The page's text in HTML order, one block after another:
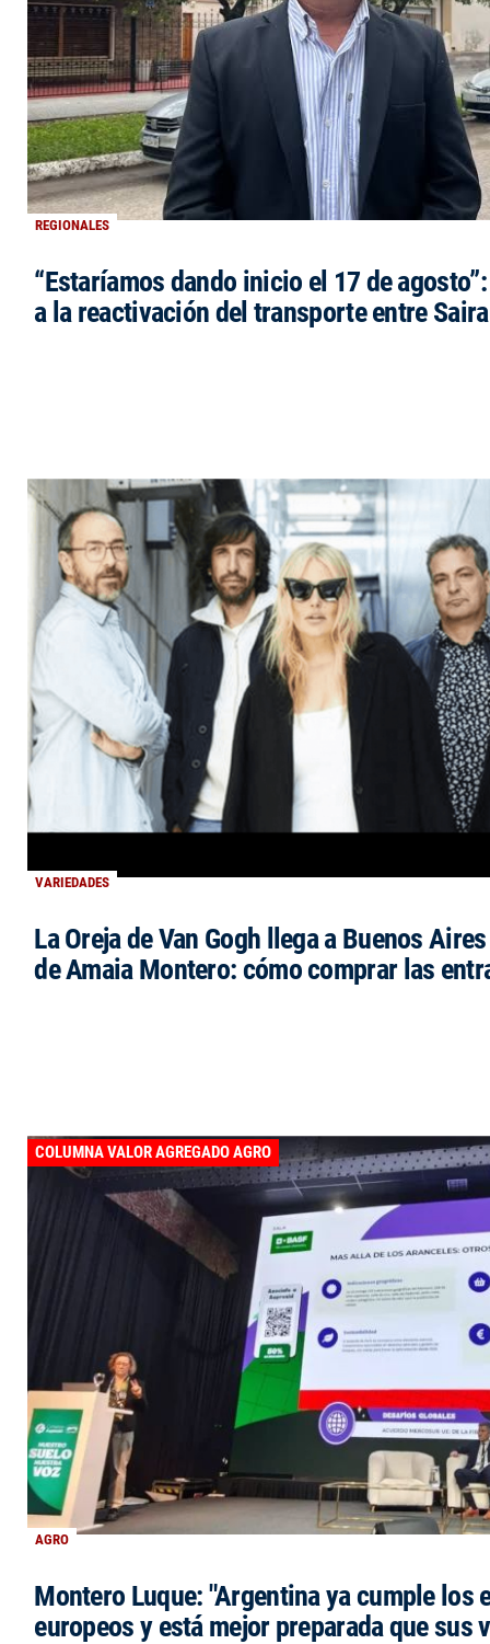
REGIONALES
“Estaríamos dando inicio el 17 de
a la reactivación del transporte entre
VARIEDADES
La Oreja de Van Gogh llega a Buenos
de Amaia Montero: cómo comprar las
AGRO
COLUMNA VALOR AGREGADO AGRO
Montero Luque: "Argentina ya cumple los
europeos y está mejor preparada que sus